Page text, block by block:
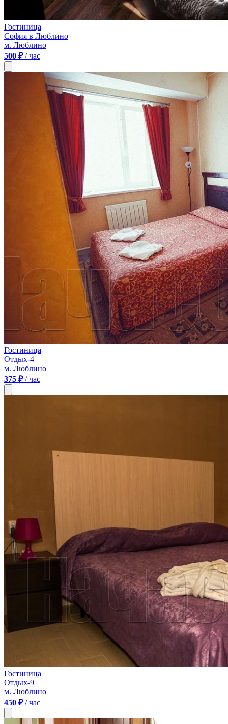
Гостиница
София в Люблино
м. Люблино
500 ₽/ час
Гостиница
Отдых-4
м. Люблино
375 ₽/ час
Гостиница
Отдых-9
м. Люблино
450 ₽/ час